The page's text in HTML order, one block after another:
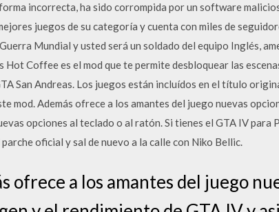
incorrecta, ha sido corrompida por un software
juegos de su categoría y cuenta con miles de
Mundial y usted será un soldado del equipo Inglés,
Hot Coffee es el mod que te permite desbloquear las
San Andreas. Los juegos están incluídos en el título
mod. Además ofrece a los amantes del juego nuevas
opciones al teclado o al ratón. Si tienes el GTA IV
oficial y sal de nuevo a la calle con Niko Bellic.
ofrece a los amantes del juego